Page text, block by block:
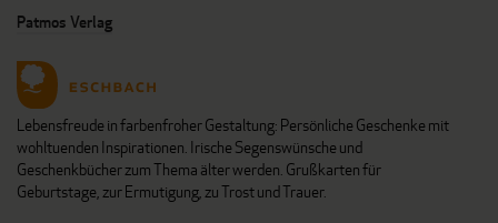
Patmos Verlag
Lebensfreude in farbenfroher Gestaltung: Persönliche Geschenke mit
wohltuenden Inspirationen. Irische Segenswünsche und
Geschenkbücher zum Thema älter werden. Grußkarten für
Geburtstage, zur Ermutigung, zu Trost und Trauer.